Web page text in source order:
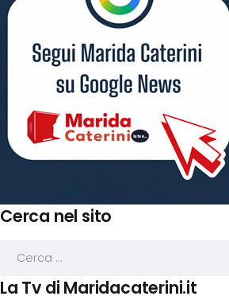
Cerca nel sito
La Tv di Maridacaterini.it